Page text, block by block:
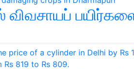
விவசாயப்